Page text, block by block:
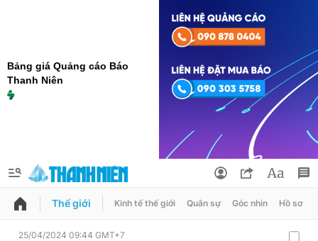
Bảng giá Quảng cáo Báo
Thanh Niên
QUẢNG CÁO
Thế giới Kinh tế thế giới Quân sự Góc nhìn Hồ sơ
25/04/2024 09:44 GMT+7